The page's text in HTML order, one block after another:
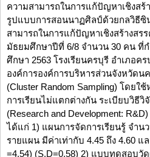
ความสามารถในการแก้ปัญหาเชิงสร้
รูปแบบการสอนนาฏศิลป์ด้วยกลวิธีซิ
สามารถในการแก้ปัญหาเชิงสร้างสร
มัธยมศึกษาปีที่ 6/8 จำนวน 30 คน ที่
ศึกษา 2563 โรงเรียนครบุรี อำเภอค
องค์การองค์การบริหารส่วนจังหวัด
(Cluster Random Sampling) โดยใ
การเรียนไม่แตกต่างกัน ระเบียบวิธี
(Research and Development:
ได้แก่ 1) แผนการจัดการเรียนรู้ จำ
รายแผน มีค่าเท่ากับ 4.45 ถึง 4.60 แ
=4.54) (S.D=0.58) 2) แบบทดสอบวั